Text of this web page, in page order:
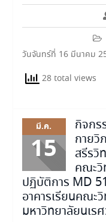
วันจันทร์ที่ 16 มีนาคม
28 total views
มี.ค.
15
กิจกร
กายวิ
สรีรวิ
คณะ
ปฏิบัติการ MD
อาคารเรียนคณะ
มหาวิทยาลัยนเร